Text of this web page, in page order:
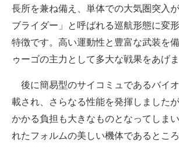
長所を兼ね備え、単体での大気圏突入
ブライダー」と呼ばれる巡航形態に変
特徴です。高い運動性と豊富な武装を
ゥーゴの主力として多大な戦果をあげま
後に簡易型のサイコミュであるバイ
載され、さらなる性能を発揮しました
かかる負担も大きなものとなってしま
れたフォルムの美しい機体であるとこ